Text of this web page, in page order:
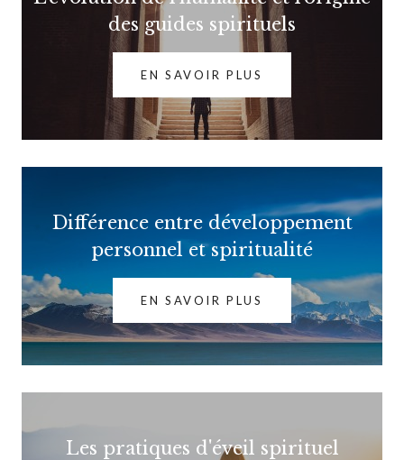
des guides spirituels
EN SAVOIR PLUS
Différence entre développement
personnel et spiritualité
EN SAVOIR PLUS
Les pratiques d'éveil spirituel